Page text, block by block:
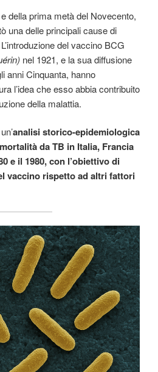
della prima metà del Novecento,
una delle principali cause di
del vaccino BCG
nel 1921, e la sua diffusione
anni Cinquanta, hanno
l’idea che esso abbia contribuito
della malattia.
analisi storico-epidemiologica
da TB in Italia, Francia
e il 1980, con l’obiettivo di
vaccino rispetto ad altri fattori